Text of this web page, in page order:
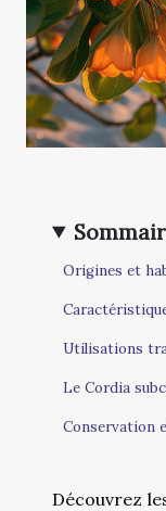
Origines et
Utilisations
Le Cordia
Conservation
Découvrez